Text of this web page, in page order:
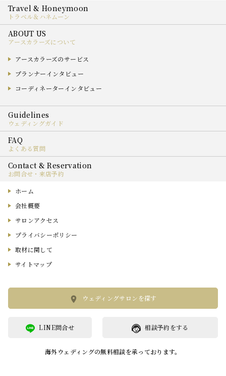
トラベル＆ハネムーン
アースカラーズについて
アースカラーズのサービス
プランナーインタビュー
コーディネーターインタビュー
ウェディングガイド
よくある質問
お問合せ・来店予約
ホーム
会社概要
サロンアクセス
プライバシーポリシー
取材に関して
サイトマップ
ウェディングサロンを探す
相談予約をする
LINE問合せ
海外ウェディングの無料相談を承っております。